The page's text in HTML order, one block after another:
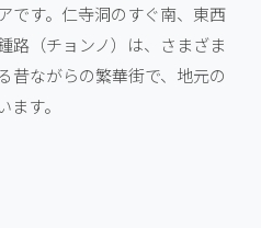
です。仁寺洞のすぐ南、東西
路（チョンノ）は、さまざま
昔ながらの繁華街で、地元の
す。